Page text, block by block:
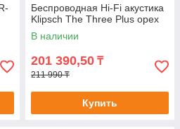
Беспроводная Hi-Fi акустика
Klipsch The Three Plus орех
В наличии
201 390,50 ₸
211 990 ₸
Купить